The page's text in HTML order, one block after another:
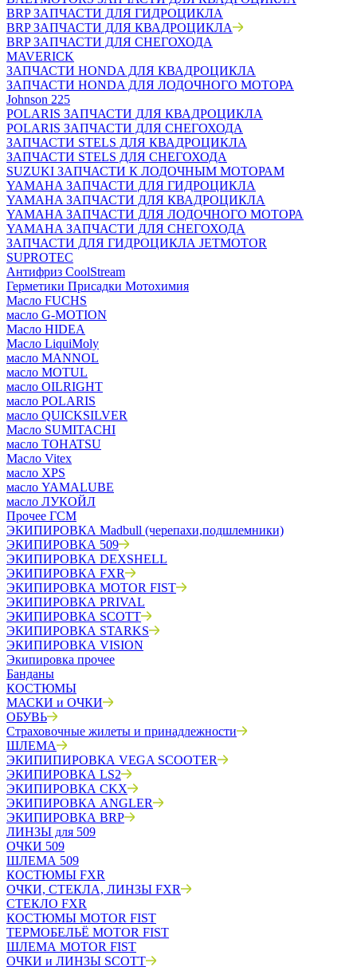
BRP ЗАПЧАСТИ ДЛЯ ГИДРОЦИКЛА
BRP ЗАПЧАСТИ ДЛЯ КВАДРОЦИКЛА
BRP ЗАПЧАСТИ ДЛЯ СНЕГОХОДА
MAVERICK
ЗАПЧАСТИ HONDA ДЛЯ КВАДРОЦИКЛА
ЗАПЧАСТИ HONDA ДЛЯ ЛОДОЧНОГО МОТОРА
Johnson 225
POLARIS ЗАПЧАСТИ ДЛЯ КВАДРОЦИКЛА
POLARIS ЗАПЧАСТИ ДЛЯ СНЕГОХОДА
ЗАПЧАСТИ STELS ДЛЯ КВАДРОЦИКЛА
ЗАПЧАСТИ STELS ДЛЯ СНЕГОХОДА
SUZUKI ЗАПЧАСТИ К ЛОДОЧНЫМ МОТОРАМ
YAMAHA ЗАПЧАСТИ ДЛЯ ГИДРОЦИКЛА
YAMAHA ЗАПЧАСТИ ДЛЯ КВАДРОЦИКЛА
YAMAHA ЗАПЧАСТИ ДЛЯ ЛОДОЧНОГО МОТОРА
YAMAHA ЗАПЧАСТИ ДЛЯ СНЕГОХОДА
ЗАПЧАСТИ ДЛЯ ГИДРОЦИКЛА JETMOTOR
SUPROTEC
Антифриз CoolStream
Герметики Присадки Мотохимия
Масло FUCHS
масло G-MOTION
Масло HIDEA
Масло LiquiMoly
масло MANNOL
масло MOTUL
масло OILRIGHT
масло POLARIS
масло QUICKSILVER
Масло SUMITACHI
масло TOHATSU
Масло Vitex
масло XPS
масло YAMALUBE
масло ЛУКОЙЛ
Прочее ГСМ
ЭКИПИРОВКА Madbull (черепахи,подшлемники)
ЭКИПИРОВКА 509
ЭКИПИРОВКА DEXSHELL
ЭКИПИРОВКА FXR
ЭКИПИРОВКА MOTOR FIST
ЭКИПИРОВКА PRIVAL
ЭКИПИРОВКА SCOTT
ЭКИПИРОВКА STARKS
ЭКИПИРОВКА VISION
Экипировка прочее
Банданы
КОСТЮМЫ
МАСКИ и ОЧКИ
ОБУВЬ
Страховочные жилеты и принадлежности
ШЛЕМА
ЭКИПИПИРОВКА VEGA SCOOTER
ЭКИПИРОВКА LS2
ЭКИПИРОВКА CKX
ЭКИПИРОВКА ANGLER
ЭКИПИРОВКА BRP
ЛИНЗЫ для 509
ОЧКИ 509
ШЛЕМА 509
КОСТЮМЫ FXR
ОЧКИ, СТЕКЛА, ЛИНЗЫ FXR
СТЕКЛО FXR
КОСТЮМЫ MOTOR FIST
ТЕРМОБЕЛЬЁ MOTOR FIST
ШЛЕМА MOTOR FIST
ОЧКИ и ЛИНЗЫ SCOTT